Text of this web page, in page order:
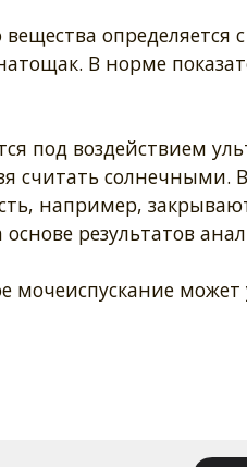
В норме
под воздействием
считать
например,
результатов
мочеиспускание